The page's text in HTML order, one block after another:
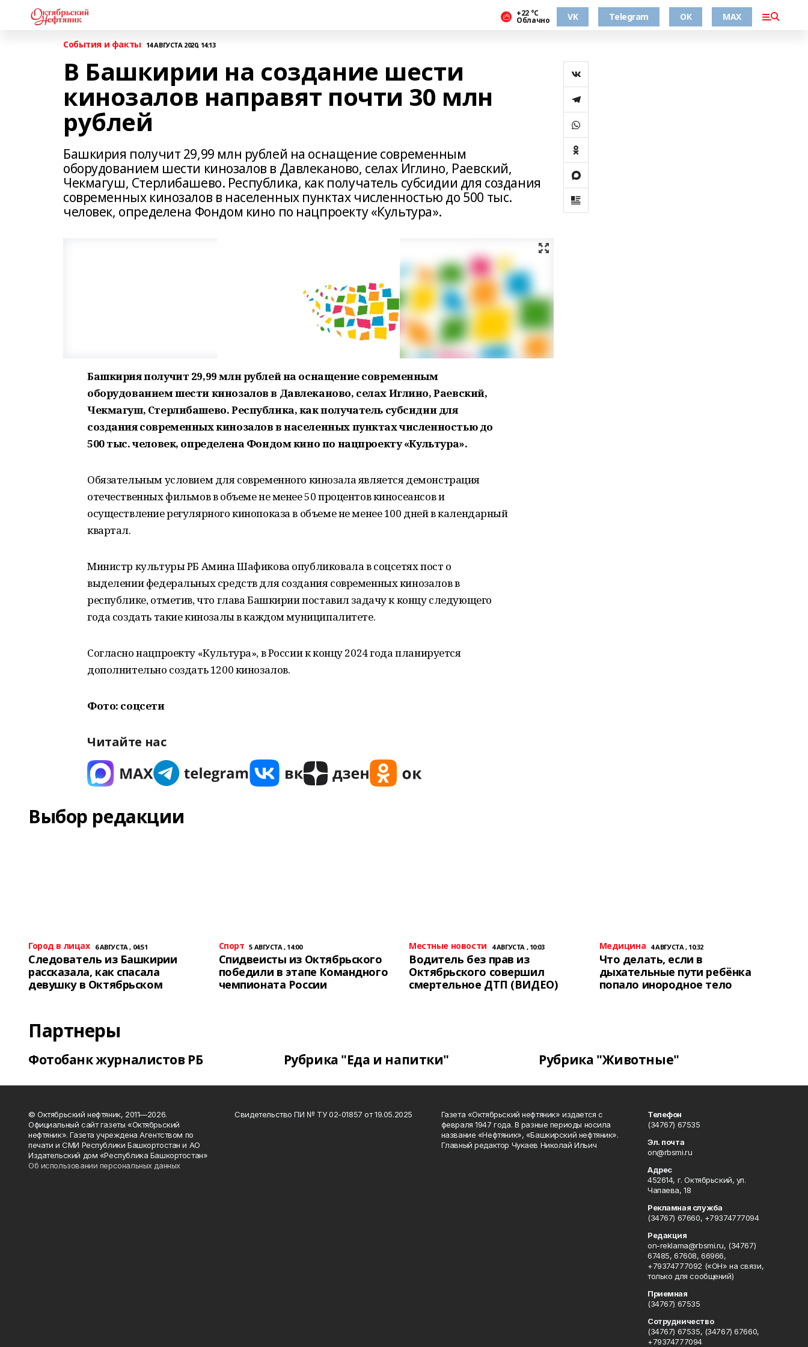
+22 °С
Облачно VK Telegram ОК MAX
События и факты 14 АВГУСТА 2020, 14:13
В Башкирии на создание шести
кинозалов направят почти 30 млн
рублей
Башкирия получит 29,99 млн рублей на оснащение современным
оборудованием шести кинозалов в Давлеканово, селах Иглино, Раевский,
Чекмагуш, Стерлибашево. Республика, как получатель субсидии для создания
современных кинозалов в населенных пунктах численностью до 500 тыс.
человек, определена Фондом кино по нацпроекту «Культура».
Башкирия получит 29,99 млн рублей на оснащение современным
оборудованием шести кинозалов в Давлеканово, селах Иглино, Раевский,
Чекмагуш, Стерлибашево. Республика, как получатель субсидии для
создания современных кинозалов в населенных пунктах численностью до
500 тыс. человек, определена Фондом кино по нацпроекту «Культура».
Обязательным условием для современного кинозала является демонстрация
отечественных фильмов в объеме не менее 50 процентов киносеансов и
осуществление регулярного кинопоказа в объеме не менее 100 дней в календарный
квартал.
Министр культуры РБ Амина Шафикова опубликовала в соцсетях пост о
выделении федеральных средств для создания современных кинозалов в
республике, отметив, что глава Башкирии поставил задачу к концу следующего
года создать такие кинозалы в каждом муниципалитете.
Согласно нацпроекту «Культура», в России к концу 2024 года планируется
дополнительно создать 1200 кинозалов.
Фото: соцсети
Читайте нас
Выбор редакции
Город в лицах 6 АВГУСТА , 04:51
Следователь из Башкирии
рассказала, как спасала
девушку в Октябрьском
Спорт 5 АВГУСТА , 14:00
Спидвеисты из Октябрьского
победили в этапе Командного
чемпионата России
Местные новости 4 АВГУСТА , 10:03
Водитель без прав из
Октябрьского совершил
смертельное ДТП (ВИДЕО)
Медицина 4 АВГУСТА , 10:32
Что делать, если в
дыхательные пути ребёнка
попало инородное тело
Партнеры
Фотобанк журналистов РБ Рубрика "Еда и напитки" Рубрика "Животные"
© Октябрьский нефтяник, 2011—2026.
Официальный сайт газеты «Октябрьский
нефтяник». Газета учреждена Агентством по
печати и СМИ Республики Башкортостан и АО
Издательский дом «Республика Башкортостан»
Об использовании персональных данных
Свидетельство ПИ № ТУ 02-01857 от 19.05.2025
Газета «Октябрьский нефтяник» издается с
февраля 1947 года. В разные периоды носила
название «Нефтяник», «Башкирский нефтяник».
Главный редактор Чукаев Николай Ильич
Телефон
(34767) 67535
Эл. почта
on@rbsmi.ru
Адрес
452614, г. Октябрьский, ул.
Чапаева, 18
Рекламная служба
(34767) 67660, +79374777094
Редакция
on-reklama@rbsmi.ru, (34767)
67485, 67608, 66966,
+79374777092 («ОН» на связи,
только для сообщений)
Приемная
(34767) 67535
Сотрудничество
(34767) 67535, (34767) 67660,
+79374777094